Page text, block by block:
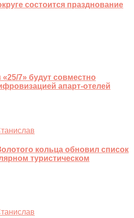
состоится празднование
7» будут совместно
апарт-отелей
кольца обновил список
туристическом